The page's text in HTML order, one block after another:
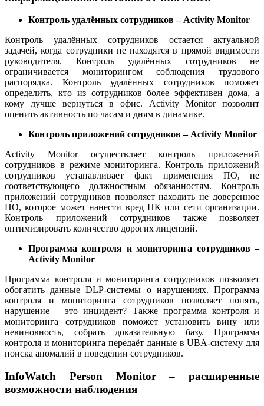
Контроль удалённых сотрудников – Activity Monitor
Контроль удалённых сотрудников остается актуальной
задачей, когда сотрудники не находятся в прямой видимости
руководителя. Контроль удалённых сотрудников не
ограничивается мониторингом соблюдения трудового
распорядка. Контроль удалённых сотрудников поможет
определить, кто из сотрудников более эффективен дома, а
кому лучше вернуться в офис. Activity Monitor позволит
оценить активность по часам и дням в динамике.
Контроль приложений сотрудников – Activity Monitor
Activity Monitor осуществляет контроль приложений
сотрудников в режиме мониторинга. Контроль приложений
сотрудников устанавливает факт применения ПО, не
соответствующего должностным обязанностям. Контроль
приложений сотрудников позволяет находить не доверенное
ПО, которое может нанести вред ПК или сети организации.
Контроль приложений сотрудников также позволяет
оптимизировать количество дорогих лицензий.
Программа контроля и мониторинга сотрудников –
Activity Monitor
Программа контроля и мониторинга сотрудников позволяет
обогатить данные DLP-системы о нарушениях. Программа
контроля и мониторинга сотрудников позволяет понять,
нарушение – это инцидент? Также программа контроля и
мониторинга сотрудников поможет установить вину или
невиновность, собрать доказательную базу. Программа
контроля и мониторинга передаёт данные в UBA-систему для
поиска аномалий в поведении сотрудников.
InfoWatch Person Monitor – расширенные
возможности наблюдения